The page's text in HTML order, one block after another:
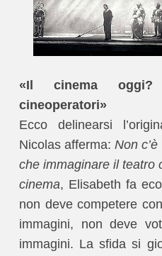
«Il cinema
cineoperatori»
Ecco delinearsi
Nicolas afferma:Non
che immaginare il teatro
cinema, Elisabeth fa
non deve competere
immagini, non deve
immagini. La sfida si